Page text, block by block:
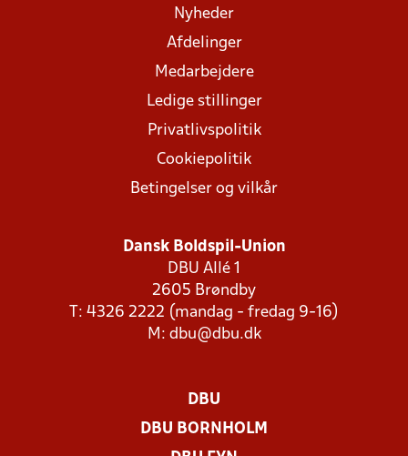
Nyheder
Afdelinger
Medarbejdere
Ledige stillinger
Privatlivspolitik
Cookiepolitik
Betingelser og vilkår
Dansk Boldspil-Union
DBU Allé 1
2605 Brøndby
T: 4326 2222 (mandag - fredag 9-16)
M: dbu@dbu.dk
DBU
DBU BORNHOLM